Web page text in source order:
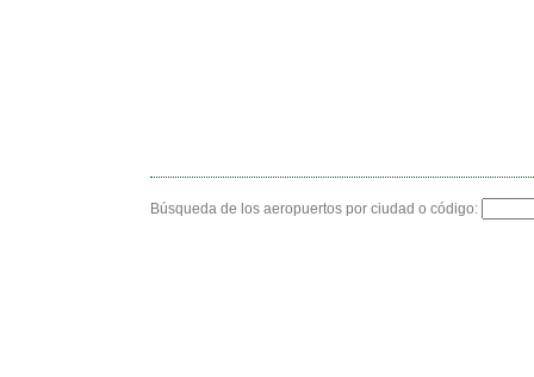
Búsqueda de los aeropuertos por ciudad o código: